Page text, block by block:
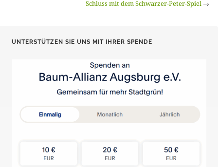
Schluss mit dem Schwarzer-Peter-Spiel →
UNTERSTÜTZEN SIE UNS MIT IHRER SPENDE